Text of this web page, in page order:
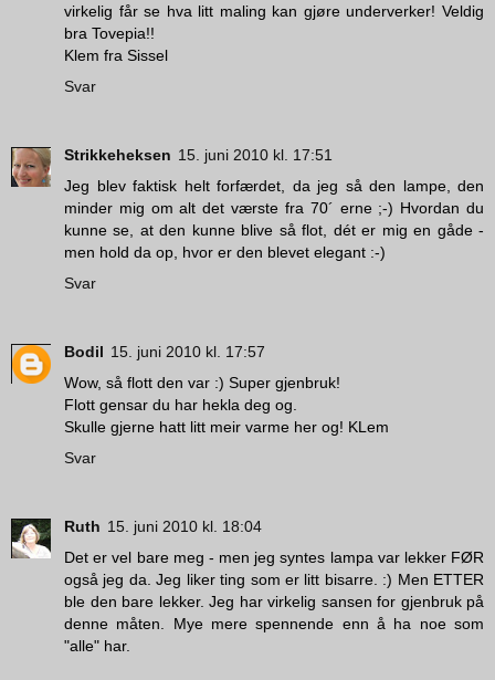
virkelig får se hva litt maling kan gjøre underverker! Veldig
bra Tovepia!!
Klem fra Sissel
Svar
Strikkeheksen 15. juni 2010 kl. 17:51
Jeg blev faktisk helt forfærdet, da jeg så den lampe, den
minder mig om alt det værste fra 70´ erne ;-) Hvordan du
kunne se, at den kunne blive så flot, dét er mig en gåde -
men hold da op, hvor er den blevet elegant :-)
Svar
Bodil 15. juni 2010 kl. 17:57
Wow, så flott den var :) Super gjenbruk!
Flott gensar du har hekla deg og.
Skulle gjerne hatt litt meir varme her og! KLem
Svar
Ruth 15. juni 2010 kl. 18:04
Det er vel bare meg - men jeg syntes lampa var lekker FØR
også jeg da. Jeg liker ting som er litt bisarre. :) Men ETTER
ble den bare lekker. Jeg har virkelig sansen for gjenbruk på
denne måten. Mye mere spennende enn å ha noe som
"alle" har.